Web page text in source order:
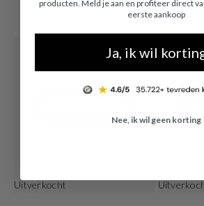
€ 129,00
Uitverkocht
producten. Meld je aan en profiteer direct
eerste aankoop
Ja, ik wil
Nee, ik wil geen korting